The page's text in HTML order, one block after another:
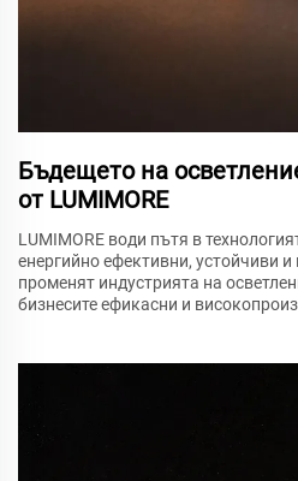
Бъдещето на
от LUMIMORE
LUMIMORE води пътя в
енергийно ефективни, устойчиви и
променят индустрията на
бизнесите ефикасни и